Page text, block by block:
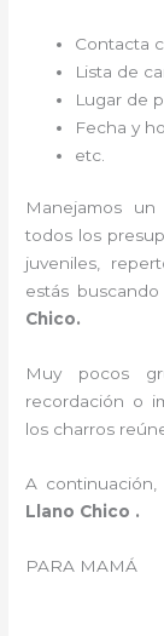
Contacta
Lista de
Lugar de
Fecha y
etc.
Manejamos un
todos los
juveniles,
estás
Chico.
Muy pocos
recordación o
los charros
A
Llano Chico .